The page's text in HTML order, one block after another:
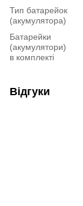
Тип батарейок
(акумулятора)
Батарейки
(акумулятори)
в комплекті
Відгуки